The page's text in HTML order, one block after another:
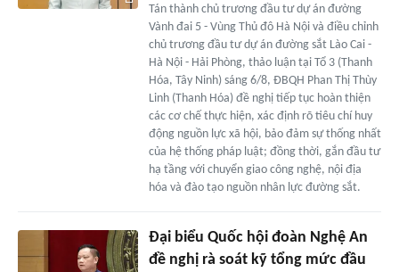
Tán thành chủ trương đầu tư dự án đường
Vành đai 5 - Vùng Thủ đô Hà Nội và điều chỉnh
chủ trương đầu tư dự án đường sắt Lào Cai -
Hà Nội - Hải Phòng, thảo luận tại Tổ 3 (Thanh
Hóa, Tây Ninh) sáng 6/8, ĐBQH Phan Thị Thùy
Linh (Thanh Hóa) đề nghị tiếp tục hoàn thiện
các cơ chế thực hiện, xác định rõ tiêu chí huy
động nguồn lực xã hội, bảo đảm sự thống nhất
của hệ thống pháp luật; đồng thời, gắn đầu tư
hạ tầng với chuyển giao công nghệ, nội địa
hóa và đào tạo nguồn nhân lực đường sắt.
Đại biểu Quốc hội đoàn Nghệ An
đề nghị rà soát kỹ tổng mức đầu